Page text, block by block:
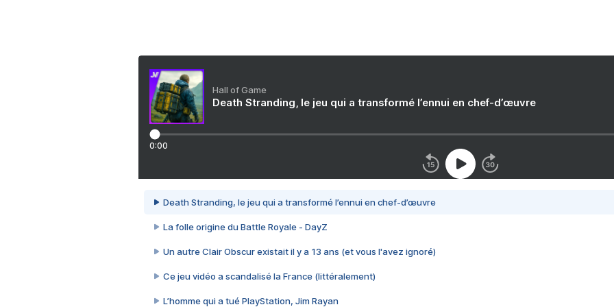
Hall of Game
Death Stranding, le jeu qui a transformé l’ennui en chef-d’œuvre
0:00
Death Stranding, le jeu qui a transformé l’ennui en chef-d’œuvre
La folle origine du Battle Royale - DayZ
Un autre Clair Obscur existait il y a 13 ans (et vous l'avez ignoré)
Ce jeu vidéo a scandalisé la France (littéralement)
L’homme qui a tué PlayStation, Jim Rayan